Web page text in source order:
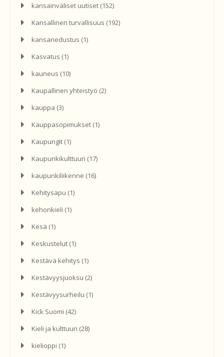
kansainväliset uutiset (152)
Kansallinen turvallisuus (192)
kansanedustus (1)
Kasvatus (1)
kauneus (10)
Kaupallinen yhteistyö (2)
kauppa (3)
Kauppasopimukset (1)
Kaupungit (1)
Kaupunkikulttuuri (17)
kaupunkiliikenne (16)
Kehitysapu (1)
kehonkieli (1)
Kesä (1)
Keskustelut (1)
Kestävä kehitys (1)
Kestävyysjuoksu (2)
Kestävyysurheilu (1)
Kick Suomi (42)
Kieli ja kulttuuri (28)
kielioppi (1)